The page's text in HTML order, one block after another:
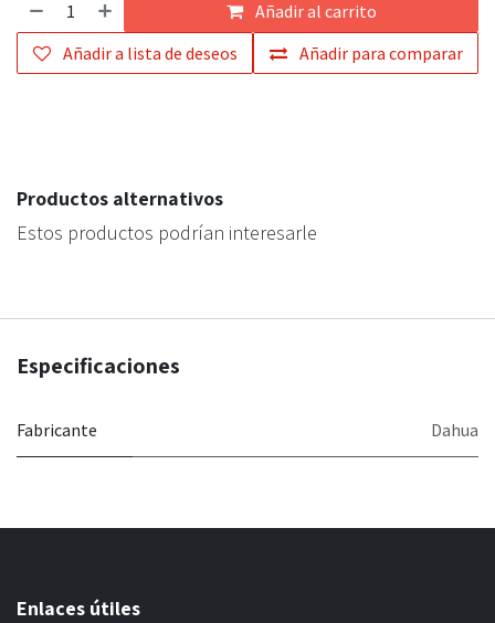
Añadir al carrito
Añadir para comparar
Añadir a lista de deseos
Productos alternativos
Estos productos podrían interesarle
Especificaciones
Fabricante Dahua
Enlaces útiles